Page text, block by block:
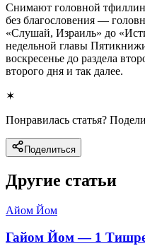
Снимают головной
без благословения —
«Слушай, Израиль» до
недельной главы
воскресенье до раздела
второго дня и так далее.
✶
Понравилась статья?
Поделиться
Другие статьи
Айом Йом
Гайом Йом — 1